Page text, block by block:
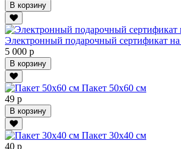
В корзину
Электронный подарочный сертификат на
5 000 р
В корзину
Пакет 50х60 см
49 р
В корзину
Пакет 30х40 см
40 р